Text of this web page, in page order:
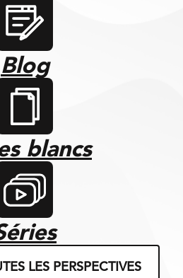
Blog
blancs
LES PERSPECTIVES